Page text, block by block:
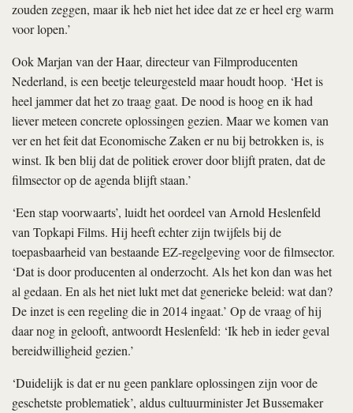
zouden zeggen, maar ik heb niet het idee dat ze er heel erg warm
voor lopen.’
Ook Marjan van der Haar, directeur van Filmproducenten
Nederland, is een beetje teleurgesteld maar houdt hoop. ‘Het is
heel jammer dat het zo traag gaat. De nood is hoog en ik had
liever meteen concrete oplossingen gezien. Maar we komen van
ver en het feit dat Economische Zaken er nu bij betrokken is, is
winst. Ik ben blij dat de politiek erover door blijft praten, dat de
filmsector op de agenda blijft staan.’
‘Een stap voorwaarts’, luidt het oordeel van Arnold Heslenfeld
van Topkapi Films. Hij heeft echter zijn twijfels bij de
toepasbaarheid van bestaande EZ-regelgeving voor de filmsector.
‘Dat is door producenten al onderzocht. Als het kon dan was het
al gedaan. En als het niet lukt met dat generieke beleid: wat dan?
De inzet is een regeling die in 2014 ingaat.’ Op de vraag of hij
daar nog in gelooft, antwoordt Heslenfeld: ‘Ik heb in ieder geval
bereidwilligheid gezien.’
‘Duidelijk is dat er nu geen panklare oplossingen zijn voor de
geschetste problematiek’, aldus cultuurminister Jet Bussemaker